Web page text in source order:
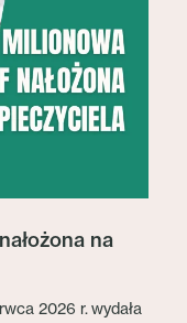
na
2026 r. wydała